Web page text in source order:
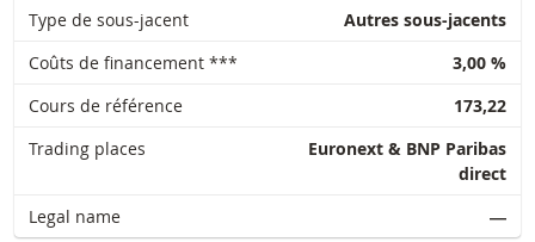
Type de sous-jacent
Autres sous-jacents
Coûts de financement ***
3,00 %
Cours de référence
173,22
Trading places
Euronext & BNP Paribas
direct
Legal name
―